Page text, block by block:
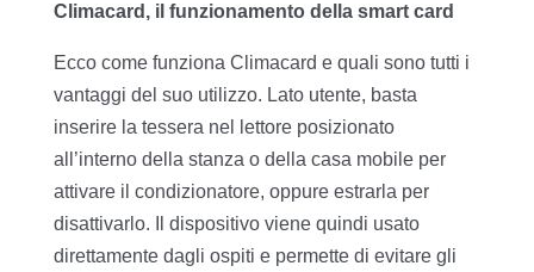
Climacard, il funzionamento della smart card
Ecco come funziona Climacard e quali sono tutti i
vantaggi del suo utilizzo. Lato utente, basta
inserire la tessera nel lettore posizionato
all’interno della stanza o della casa mobile per
attivare il condizionatore, oppure estrarla per
disattivarlo. Il dispositivo viene quindi usato
direttamente dagli ospiti e permette di evitare gli